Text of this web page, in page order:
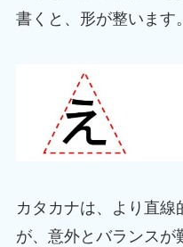
書くと、形が整います。
カタカナは、より直
が、意外とバランスが